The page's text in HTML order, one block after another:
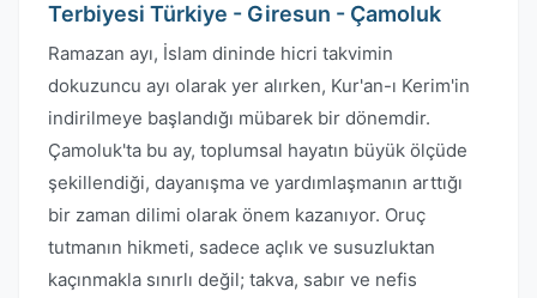
Terbiyesi Türkiye - Giresun - Çamoluk
Ramazan ayı, İslam dininde hicri takvimin
dokuzuncu ayı olarak yer alırken, Kur'an-ı Kerim'in
indirilmeye başlandığı mübarek bir dönemdir.
Çamoluk'ta bu ay, toplumsal hayatın büyük ölçüde
şekillendiği, dayanışma ve yardımlaşmanın arttığı
bir zaman dilimi olarak önem kazanıyor. Oruç
tutmanın hikmeti, sadece açlık ve susuzluktan
kaçınmakla sınırlı değil; takva, sabır ve nefis